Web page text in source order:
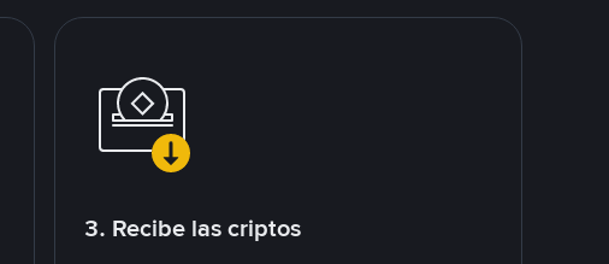
3. Recibe las criptos